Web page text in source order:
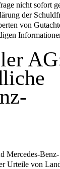
nicht sofort
der
von
Mercedes-Benz-
Urteile von